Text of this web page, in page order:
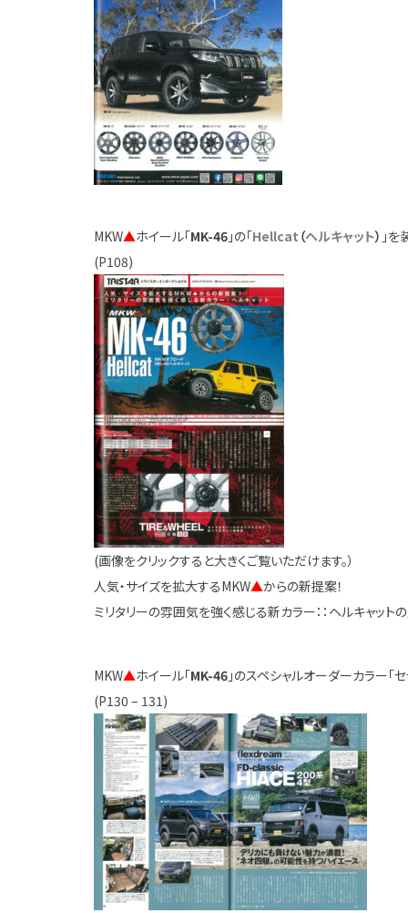
MKW▲ホイール「MK-46 」の「Hellcat （ヘルキャット） 」
(P108)
(画像をクリックすると大きくご覧いただけます。）
人気・サイズを拡大するMKW▲からの新提案！
ミリタリーの雰囲気を強く感じる新カラー：：ヘルキャット
MKW▲ホイール「MK-46 」のスペシャルオーダーカラー
(P130 – 131)